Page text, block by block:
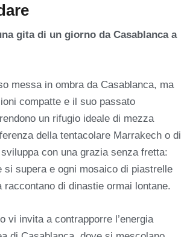
gita di un giorno da Casablanca a
messa in ombra da Casablanca, ma
compatte e il suo passato
un rifugio ideale di mezza
della tentacolare Marrakech o di
con una grazia senza fretta:
si supera e ogni mosaico di piastrelle
raccontano di dinastie ormai lontane.
vi invita a contrapporre l’energia